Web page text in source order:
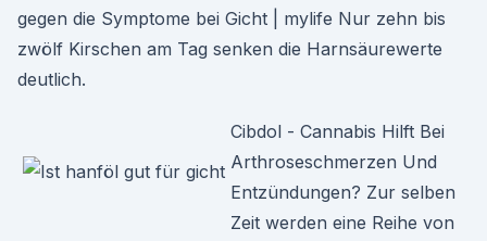
gegen die Symptome bei Gicht | mylife Nur zehn bis
zwölf Kirschen am Tag senken die Harnsäurewerte
deutlich.
Cibdol - Cannabis Hilft Bei
Arthroseschmerzen Und
Entzündungen? Zur selben
Zeit werden eine Reihe von